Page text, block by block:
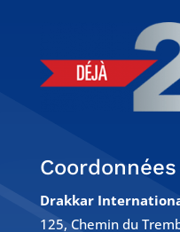
Coordonnées
Drakkar
125, Chemin du